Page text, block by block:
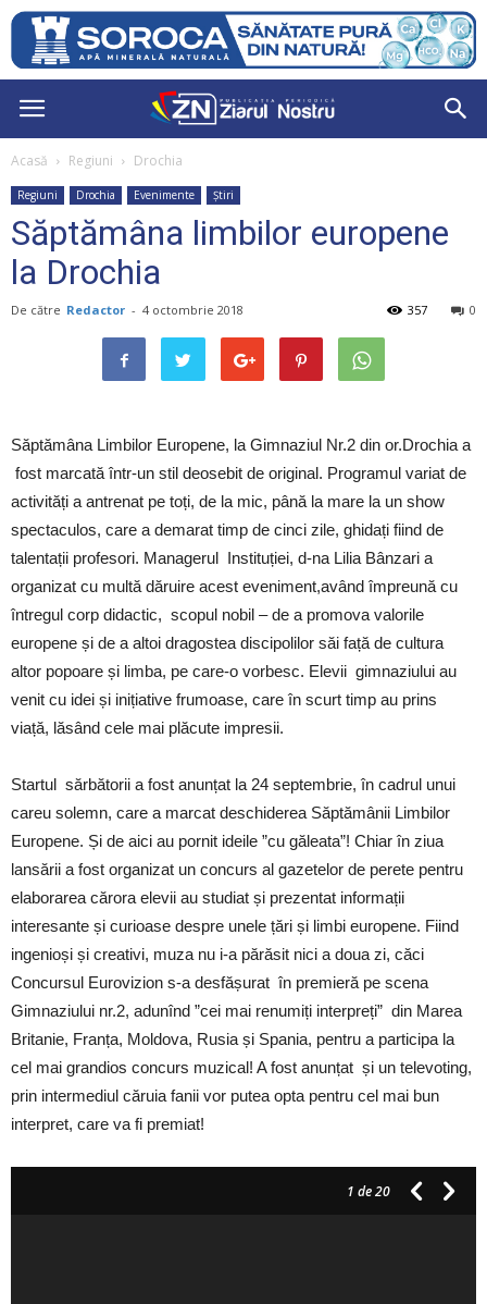
Acasă Regiuni Drochia
Regiuni Drochia Evenimente Știri
Săptămâna limbilor europene
la Drochia
De către Redactor - 4 octombrie 2018 0
357
Săptămâna Limbilor Europene, la Gimnaziul Nr.2 din or.Drochia a
fost marcată într-un stil deosebit de original. Programul variat de
activități a antrenat pe toți, de la mic, până la mare la un show
spectaculos, care a demarat timp de cinci zile, ghidați fiind de
talentații profesori. Managerul Instituției, d-na Lilia Bânzari a
organizat cu multă dăruire acest eveniment,având împreună cu
întregul corp didactic, scopul nobil – de a promova valorile
europene și de a altoi dragostea discipolilor săi față de cultura
altor popoare și limba, pe care-o vorbesc. Elevii gimnaziului au
venit cu idei și inițiative frumoase, care în scurt timp au prins
viață, lăsând cele mai plăcute impresii.
Startul sărbătorii a fost anunțat la 24 septembrie, în cadrul unui
careu solemn, care a marcat deschiderea Săptămânii Limbilor
Europene. Și de aici au pornit ideile ”cu găleata”! Chiar în ziua
lansării a fost organizat un concurs al gazetelor de perete pentru
elaborarea cărora elevii au studiat și prezentat informații
interesante și curioase despre unele țări și limbi europene. Fiind
ingenioși și creativi, muza nu i-a părăsit nici a doua zi, căci
Concursul Eurovizion s-a desfășurat în premieră pe scena
Gimnaziului nr.2, adunînd ”cei mai renumiți interpreți” din Marea
Britanie, Franța, Moldova, Rusia și Spania, pentru a participa la
cel mai grandios concurs muzical! A fost anunțat și un televoting,
prin intermediul căruia fanii vor putea opta pentru cel mai bun
interpret, care va fi premiat!
1 de 20